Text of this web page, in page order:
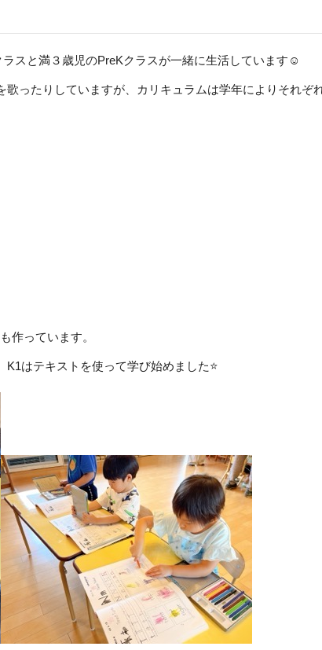
スと満３歳児のPreKクラスが一緒に生活しています☺️
ったりしていますが、カリキュラムは学年によりそれぞ
作っています。
はテキストを使って学び始めました⭐